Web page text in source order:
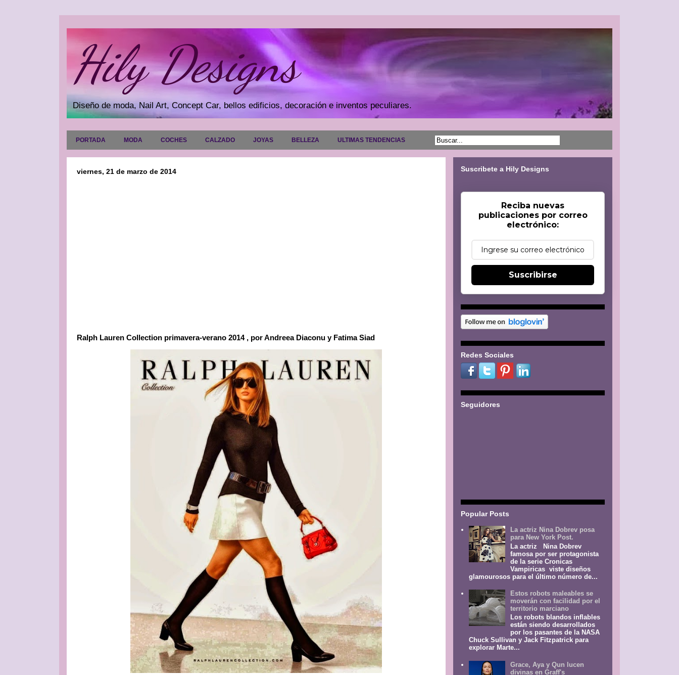
Hily Designs
Diseño de moda, Nail Art, Concept Car, bellos edificios, decoración e inventos peculiares.
PORTADA MODA COCHES CALZADO JOYAS BELLEZA ULTIMAS TENDENCIAS
viernes, 21 de marzo de 2014
Ralph Lauren Collection primavera-verano 2014 , por Andreea Diaconu y Fatima Siad
Suscribete a Hily Designs
Reciba nuevas
publicaciones por correo
electrónico:
Suscribirse
Redes Sociales
Seguidores
Popular Posts
La actriz Nina Dobrev posa
para New York Post.
La actriz Nina Dobrev
famosa por ser protagonista
de la serie Cronicas
Vampiricas viste diseños
glamourosos para el último número de...
Estos robots maleables se
moverán con facilidad por el
territorio marciano
Los robots blandos inflables
están siendo desarrollados
por los pasantes de la NASA
Chuck Sullivan y Jack Fitzpatrick para
explorar Marte...
Grace, Aya y Qun lucen
divinas en Graff's